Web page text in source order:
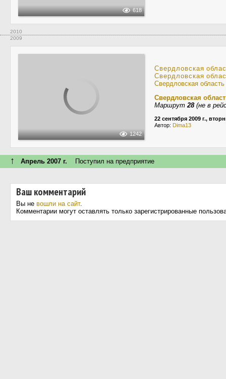
618
2010
2009
1242
Свердловская
Свердловская
Свердловская область
Свердловская
Маршрут28(не в
22 сентября 2009 г.,
Автор: Dima13
↑ Апрель 2007 г. Поступил на предприятие
Ваш комментарий
Вы не вошли на сайт.
Комментарии могут оставлять только зарегистрированные